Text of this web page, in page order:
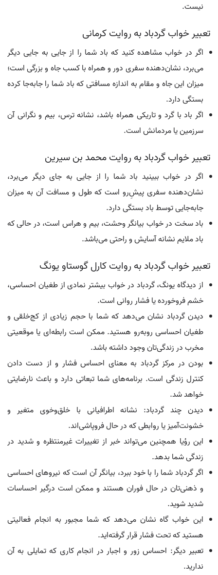
نیست.
تعبیر خواب گردباد به روایت کرمانی
اگر در خواب مشاهده کنید که باد شما را از جایی به جایی دیگر
می‌برد، نشان‌دهنده سفری دور و همراه با کسب جاه و بزرگی است؛
میزان این جاه و مقام به اندازه مسافتی که باد شما را جابه‌جا کرده
بستگی دارد.
اگر باد با گرد و تاریکی همراه باشد، نشانه ترس، بیم و نگرانی آن
سرزمین یا مردمانش است.
تعبیر خواب گردباد به روایت محمد بن سیرین
اگر در خواب ببینید باد شما را از جایی به جای دیگر می‌برد،
نشان‌دهنده سفری پیش‌ِرو است که طول و مسافت آن به میزان
جابه‌جایی توسط باد بستگی دارد.
باد سخت در خواب بیانگر وحشت، بیم و هراس است، در حالی که
باد ملایم نشانه آسایش و راحتی می‌باشد.
تعبیر خواب گردباد به روایت کارل گوستاو یونگ
از دیدگاه یونگ، گردباد در خواب بیشتر نمادی از طغیان احساسی،
خشم فروخورده یا فشار روانی است.
دیدن گردباد نشان می‌دهد که شما با حجم زیادی از کج‌خلقی و
طغیان احساسی روبه‌رو هستید. ممکن است رابطه‌ای یا موقعیتی
مخرب در زندگی‌تان وجود داشته باشد.
بودن در مرکز گردباد به معنای احساس فشار و از دست دادن
کنترل زندگی است. برنامه‌های شما تبعاتی دارد و باعث نارضایتی
خواهد شد.
دیدن چند گردباد: نشانه اطرافیانی با خلق‌وخوی متغیر و
خشونت‌آمیز یا روابطی که در حال فروپاشی‌اند.
این رؤیا همچنین می‌تواند خبر از تغییرات غیرمنتظره و شدید در
زندگی شما بدهد.
اگر گردباد شما را با خود ببرد، بیانگر آن است که نیروهای احساسی
و ذهنی‌تان در حال فوران هستند و ممکن است درگیر احساسات
شدید شوید.
این خواب گاه نشان می‌دهد که شما مجبور به انجام فعالیتی
هستید که تحت فشار قرار گرفته‌اید.
تعبیر دیگر: احساس زور و اجبار در انجام کاری که تمایلی به آن
ندارید.